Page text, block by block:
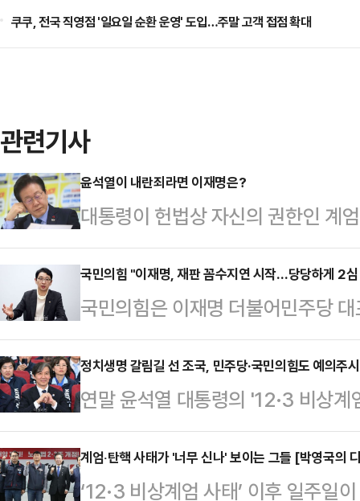
쿠쿠, 전국 직영점 '일요일 순환 운영' 도입…주말 고객 접점 확대
관련기사
윤석열이 내란죄라면 이재명은?
대통령이 헌법상 자신의 권한인 계
각 해제한 후 ‘내란수괴’로 몰리고
윤석열 대통령은 계엄령 선포도, 해
시‧사변 또는 이에 준하는 국가비상
써 군사상의 필요에 응하거나 공공
지는 법적으로 따져봐야 한다. 사법
다.대통령의 상황인식 틀린 게 있었
대국민 특별담화’에…
국민의힘 "이재명, 재판 꼼수지연 시작…당당하게 2
국민의힘은 이재명 더불어민주당
를 수령하지 않은 것을 꼬집으며 재
민의힘 법률자문위원장인 주진우
연 꼼수) 의심을 받지 않으려면 소
게 2심에 임하라"고 강력 촉구했다.
선거법 위반 사건 항소심이 접수됐
정치생명 갈림길 선 조국, 민주당·국민의힘도 예의주
연말 윤석열 대통령의 '12·3 비상
데, 대권 잠룡인 조국 조국혁신당
쏠린다. 윤 대통령 탄핵 정국 속 이
능성이 높아지면서, 조국 대표의 대
계엄‧탄핵 사태가 '너무 신나' 보이는 그들 [박영국의
‘12·3 비상계엄 사태’ 이후 일주일